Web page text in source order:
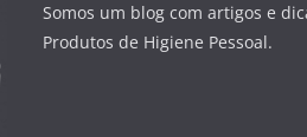
Somos um blog com artigos e
Produtos de Higiene Pessoal.